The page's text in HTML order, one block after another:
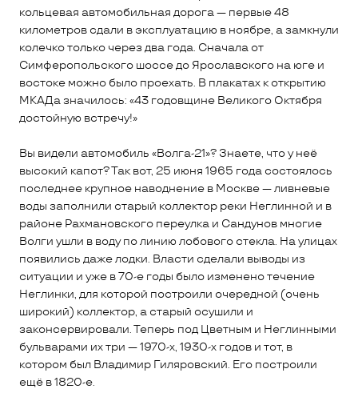
кольцевая автомобильная дорога — первые 48
километров сдали в эксплуатацию в ноябре, а замкнули
колечко только через два года. Сначала от
Симферопольского шоссе до Ярославского на юге и
востоке можно было проехать. В плакатах к открытию
МКАДа значилось: «43 годовщине Великого Октября
достойную встречу!»
Вы видели автомобиль «Волга-21»? Знаете, что у неё
высокий капот? Так вот, 25 июня 1965 года состоялось
последнее крупное наводнение в Москве — ливневые
воды заполнили старый коллектор реки Неглинной и в
районе Рахмановского переулка и Сандунов многие
Волги ушли в воду по линию лобового стекла. На улицах
появились даже лодки. Власти сделали выводы из
ситуации и уже в 70-е годы было изменено течение
Неглинки, для которой построили очередной (очень
широкий) коллектор, а старый осушили и
законсервировали. Теперь под Цветным и Неглинными
бульварами их три — 1970-х, 1930-х годов и тот, в
котором был Владимир Гиляровский. Его построили
ещё в 1820-е.